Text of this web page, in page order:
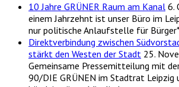
10 Jahre GRÜNER Raum am Kanal 6.
einem Jahrzehnt ist unser Büro im
nur politische Anlaufstelle für
Direktverbindung zwischen
stärkt den Westen der Stadt 25.
Gemeinsame Pressemitteilung mit
90/DIE GRÜNEN im Stadtrat Leipzig